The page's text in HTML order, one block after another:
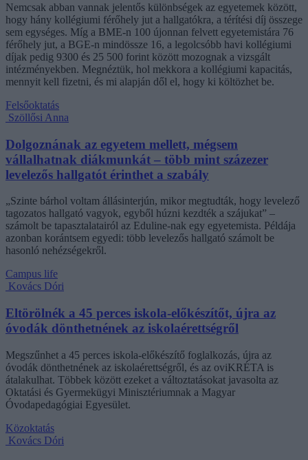
Nemcsak abban vannak jelentős különbségek az egyetemek között,
hogy hány kollégiumi férőhely jut a hallgatókra, a térítési díj összege
sem egységes. Míg a BME-n 100 újonnan felvett egyetemistára 76
férőhely jut, a BGE-n mindössze 16, a legolcsóbb havi kollégiumi
díjak pedig 9300 és 25 500 forint között mozognak a vizsgált
intézményekben. Megnéztük, hol mekkora a kollégiumi kapacitás,
mennyit kell fizetni, és mi alapján dől el, hogy ki költözhet be.
Felsőoktatás
Szöllősi Anna
Dolgoznának az egyetem mellett, mégsem
vállalhatnak diákmunkát – több mint százezer
levelezős hallgatót érinthet a szabály
„Szinte bárhol voltam állásinterjún, mikor megtudták, hogy levelező
tagozatos hallgató vagyok, egyből húzni kezdték a szájukat” –
számolt be tapasztalatairól az Eduline-nak egy egyetemista. Példája
azonban korántsem egyedi: több levelezős hallgató számolt be
hasonló nehézségekről.
Campus life
Kovács Dóri
Eltörölnék a 45 perces iskola-előkészítőt, újra az
óvodák dönthetnének az iskolaérettségről
Megszűnhet a 45 perces iskola-előkészítő foglalkozás, újra az
óvodák dönthetnének az iskolaérettségről, és az oviKRÉTA is
átalakulhat. Többek között ezeket a változtatásokat javasolta az
Oktatási és Gyermekügyi Minisztériumnak a Magyar
Óvodapedagógiai Egyesület.
Közoktatás
Kovács Dóri